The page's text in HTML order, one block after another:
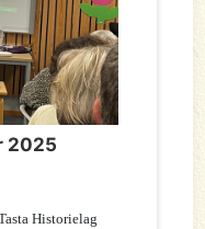
2025
Historielag